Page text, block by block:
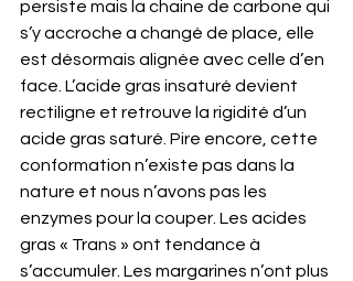
persiste mais la chaine de carbone qui
s’y accroche a changé de place, elle
est désormais alignée avec celle d’en
face. L’acide gras insaturé devient
rectiligne et retrouve la rigidité d’un
acide gras saturé. Pire encore, cette
conformation n’existe pas dans la
nature et nous n’avons pas les
enzymes pour la couper. Les acides
gras « Trans » ont tendance à
s’accumuler. Les margarines n’ont plus